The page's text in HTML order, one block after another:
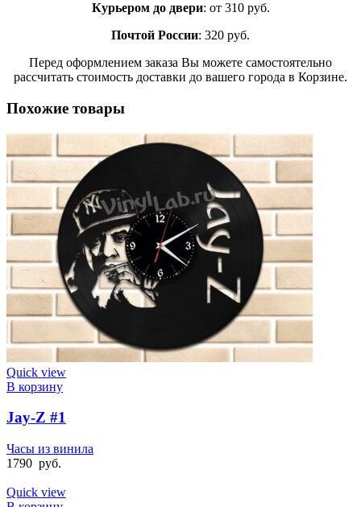
Курьером до двери: от 310 руб.
Почтой России: 320 руб.
Перед оформлением заказа Вы можете самостоятельно
рассчитать стоимость доставки до вашего города в Корзине.
Похожие товары
Quick view
В корзину
Jay-Z #1
Часы из винила
1790 руб.
Quick view